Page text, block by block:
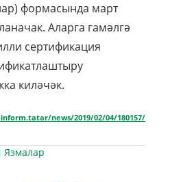
формасында март
Аларга гамәлгә
сертификация
киләчәк.
news/2019/02/04/180157/
Язмалар